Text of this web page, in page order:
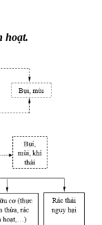
hoạt.